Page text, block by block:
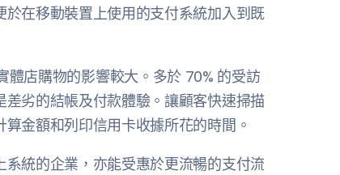
在移動裝置上使用的支付系統加入到既
體店購物的影響較大。多於 70% 的受訪
劣的結帳及付款體驗。讓顧客快速掃描
金額和列印信用卡收據所花的時間。
統的企業，亦能受惠於更流暢的支付流